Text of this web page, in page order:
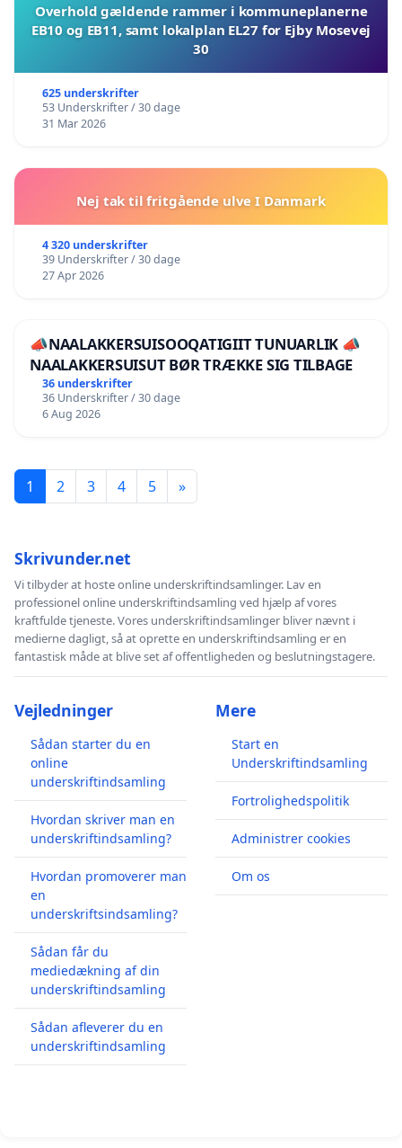
Overhold gældende rammer i kommuneplanerne
EB10 og EB11, samt lokalplan EL27 for Ejby Mosevej
30
625 underskrifter
53 Underskrifter / 30 dage
31 Mar 2026
Nej tak til fritgående ulve I Danmark
4 320 underskrifter
39 Underskrifter / 30 dage
27 Apr 2026
📣NAALAKKERSUISOOQATIGIIT TUNUARLIK 📣
NAALAKKERSUISUT BØR TRÆKKE SIG TILBAGE
36 underskrifter
36 Underskrifter / 30 dage
6 Aug 2026
1 2 3 4 5 »
Skrivunder.net
Vi tilbyder at hoste online underskriftindsamlinger. Lav en
professionel online underskriftindsamling ved hjælp af vores
kraftfulde tjeneste. Vores underskriftindsamlinger bliver nævnt i
medierne dagligt, så at oprette en underskriftindsamling er en
fantastisk måde at blive set af offentligheden og beslutningstagere.
Vejledninger
Sådan starter du en
online
underskriftindsamling
Hvordan skriver man en
underskriftindsamling?
Hvordan promoverer man
en
underskriftsindsamling?
Sådan får du
mediedækning af din
underskriftindsamling
Sådan afleverer du en
underskriftindsamling
Mere
Start en
Underskriftindsamling
Fortrolighedspolitik
Administrer cookies
Om os